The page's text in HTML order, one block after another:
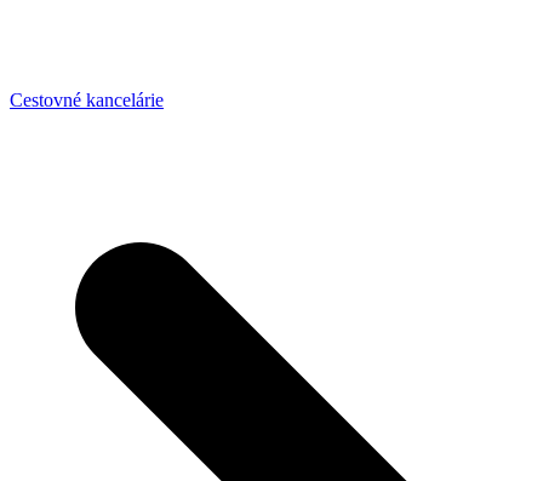
Cestovné kancelárie